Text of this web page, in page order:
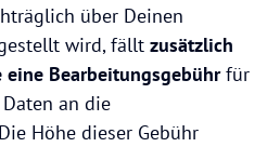
über Deinen
wird, fällt zusätzlich
Bearbeitungsgebührfür
an die
Höhe dieser Gebühr